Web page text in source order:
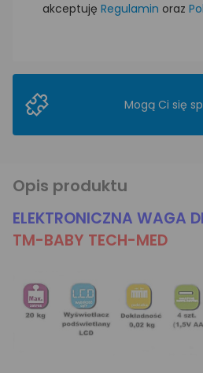
akceptuję Regulamin oraz
Mogą Ci się
Opis produktu
ELEKTRONICZNA WAGA
TM-BABY TECH-MED